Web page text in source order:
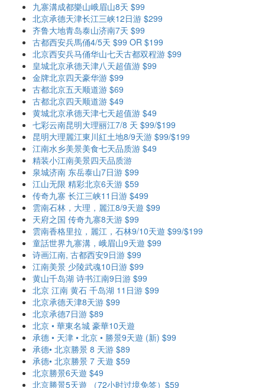
九寨溝成都樂山峨眉山8天 $99
北京承德天津长江三峡12日游 $299
齐鲁大地青岛泰山济南7天 $99
古都西安兵馬俑4/5天 $99 OR $199
北京西安兵马俑华山七天古都双程游 $99
皇城北京承德天津八天超值游 $99
金牌北京四天豪华游 $99
古都北京五天顺道游 $69
古都北京四天顺道游 $49
黄城北京承德天津七天超值游 $49
七彩云南昆明大理丽江7/8 天 $99/$199
昆明大理麗江東川紅土地8/9天游 $99/$199
江南水乡美景美食七天品质游 $49
精装小江南美景四天品质游
泉城济南 东岳泰山7日游 $99
江山无限 精彩北京6天游 $59
传奇九寨 长江三峡11日游 $499
雲南石林，大理，麗江8/9天遊 $99
天府之国 传奇九寨8天游 $99
雲南香格里拉，麗江，石林9/10天遊 $99/$199
童話世界九寨溝，峨眉山9天遊 $99
诗画江南, 古都西安9日游 $99
江南美景 少陵武魂10日游 $99
黄山千岛湖 诗书江南9日游 $99
北京 江南 黄石 千岛湖 11日游 $99
北京承德天津8天游 $99
北京承德7日游 $89
北京 • 華東名城 豪華10天遊
承德 • 天津 • 北京 • 勝景9天遊 (新) $99
承德• 北京勝景 8 天游 $89
承德• 北京勝景 7 天遊 $59
北京勝景6天遊 $49
北京勝景5天遊 （72小时过境免签）$59